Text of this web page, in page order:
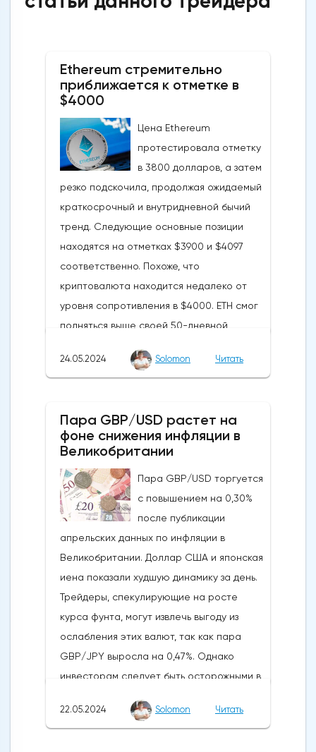
Ethereum стремительно
приближается к отметке в
$4000
Цена Ethereum
протестировала отметку
в 3800 долларов, а затем
резко подскочила, продолжая ожидаемый
краткосрочный и внутридневной бычий
тренд. Следующие основные позиции
находятся на отметках $3900 и $4097
соответственно. Похоже, что
криптовалюта находится недалеко от
уровня сопротивления в $4000. ETH смог
подняться выше своей 50-дневной
бычьих колебаний, которые могут развеять
криптовалюты.Курс супер-альткоина не
рос до тех пор, пока за неделю до
21Shares и ARK не утвердили спотовые ETF
на Ethereum. К счастью для Ethereum, в
понедельник, 20 мая, ожидания стали
более оптимистичными, что помогло
криптовалюте вырасти более чем на 20%.
Таким образом, Ethereum преодолел
отметку сопротивления в 3800
долларов.Осцилляторы и цена самого
Эфириума показывают, что произошло
значительное восстановление
динамической стороны монеты. Таким
образом, все эти факторы будут
поддерживать дальнейший рост
24.05.2024 Solomon Читать
Пара GBP/USD растет на
фоне снижения инфляции в
Великобритании
Пара GBP/USD торгуется
с повышением на 0,30%
после публикации
апрельских данных по инфляции в
Великобритании. Доллар США и японская
иена показали худшую динамику за день.
Трейдеры, спекулирующие на росте
курса фунта, могут извлечь выгоду из
ослабления этих валют, так как пара
GBP/JPY выросла на 0,47%. Однако
инвесторам следует быть осторожными в
связи с открытием европейского
22.05.2024 Solomon Читать